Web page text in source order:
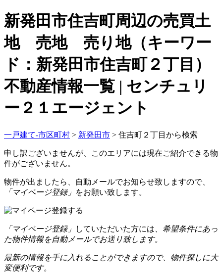
新発田市住吉町周辺の売買土
地 売地 売り地（キーワー
ド：新発田市住吉町２丁目）
不動産情報一覧 | センチュリ
ー２１エージェント
一戸建て-市区町村 > 新発田市 > 住吉町２丁目から検索
申し訳ございませんが、このエリアには現在ご紹介できる物
件がございません。
物件が出ましたら、自動メールでお知らせ致しますので、
「マイページ登録」 をお願い致します。
「マイページ登録」 していただいた方には、 希望条件にあっ
た物件情報を自動メールでお送り致します。
最新の情報を手に入れることができますので、物件探しに大
変便利です。